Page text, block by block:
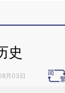
史
月03日